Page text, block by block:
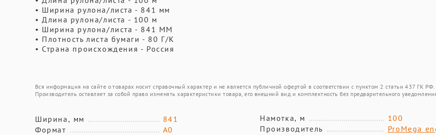
• Ширина рулона/листа - 841 мм
• Длина рулона/листа - 100 м
• Ширина рулона/листа - 841 ММ
• Плотность листа бумаги - 80 Г/К
• Страна происхождения - Россия
Вся информация на сайте о товарах носит справочный характер и не является публичной офертой в соответствии с пунктом 2 статьи 437 ГК РФ.
Производитель оставляет за собой право изменять характеристики товара, его внешний вид и комплектность без предварительного
Ширина, мм
841
Формат
А0
Намотка, м
100
Производитель
ProMega